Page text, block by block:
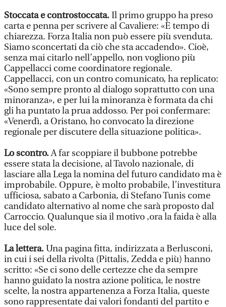
Stoccata e controstoccata.Il primo gruppo ha preso
carta e penna per scrivere al Cavaliere: «È tempo di
chiarezza. Forza Italia non può essere più svenduta.
Siamo sconcertati da ciò che sta accadendo». Cioè,
senza mai citarlo nell’appello, non vogliono più
Cappellacci come coordinatore regionale.
Cappellacci, con un contro comunicato, ha replicato:
«Sono sempre pronto al dialogo soprattutto con una
minoranza», e per lui la minoranza è formata da chi
gli ha puntato la prua addosso. Per poi confermare:
«Venerdì, a Oristano, ho convocato la direzione
regionale per discutere della situazione politica».
Lo scontro.A far scoppiare il bubbone potrebbe
essere stata la decisione, al Tavolo nazionale, di
lasciare alla Lega la nomina del futuro candidato ma è
improbabile. Oppure, è molto probabile, l’investitura
ufficiosa, sabato a Carbonia, di Stefano Tunis come
candidato alternativo al nome che sarà proposto dal
Carroccio. Qualunque sia il motivo ,ora la faida è alla
luce del sole.
La lettera.Una pagina fitta, indirizzata a Berlusconi,
in cui i sei della rivolta (Pittalis, Zedda e più) hanno
scritto: «Se ci sono delle certezze che da sempre
hanno guidato la nostra azione politica, le nostre
scelte, la nostra appartenenza a Forza Italia, queste
sono rappresentate dai valori fondanti del partito e